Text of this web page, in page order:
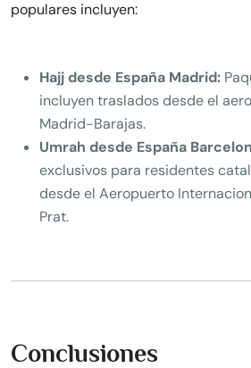
populares incluyen:
Hajj desde España Madrid:
incluyen traslados desde el
Madrid-Barajas.
Umrah desde España
exclusivos para residentes
desde el Aeropuerto
Prat.
Conclusiones